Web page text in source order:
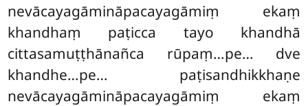
nevācayagāmināpacayagāmiṃ ekaṃ
khandhaṃ paṭicca tayo khandhā
cittasamuṭṭhānañca rūpaṃ…pe… dve
khandhe…pe… paṭisandhikkhaṇe
nevācayagāmināpacayagāmiṃ ekaṃ